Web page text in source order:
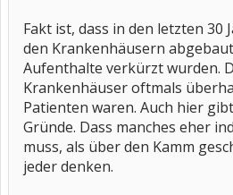
Fakt ist, dass in den letzten 30
den Krankenhäusern
Aufenthalte verkürzt wurden.
Krankenhäuser oftmals
Patienten waren. Auch hier
Gründe. Dass manches eher
muss, als über den Kamm
jeder denken.